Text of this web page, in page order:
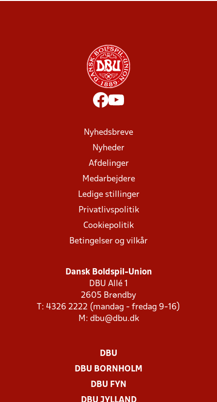
Nyhedsbreve
Nyheder
Afdelinger
Medarbejdere
Ledige stillinger
Privatlivspolitik
Cookiepolitik
Betingelser og vilkår
Dansk Boldspil-Union
DBU Allé 1
2605 Brøndby
T: 4326 2222 (mandag - fredag 9-16)
M: dbu@dbu.dk
DBU
DBU BORNHOLM
DBU FYN